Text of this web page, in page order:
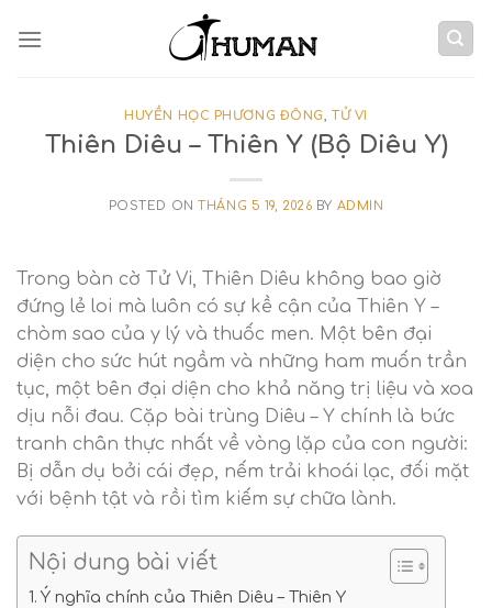
HUYỀN HỌC PHƯƠNG ĐÔNG,TỬ VI
Thiên Diêu – Thiên Y (Bộ Diêu Y)
POSTED ONTHÁNG 5 19, 2026 BY ADMIN
Trong bàn cờ Tử Vi, Thiên Diêu không bao giờ
đứng lẻ loi mà luôn có sự kề cận của Thiên Y –
chòm sao của y lý và thuốc men. Một bên đại
diện cho sức hút ngầm và những ham muốn trần
tục, một bên đại diện cho khả năng trị liệu và xoa
dịu nỗi đau. Cặp bài trùng Diêu – Y chính là bức
tranh chân thực nhất về vòng lặp của con người:
Bị dẫn dụ bởi cái đẹp, nếm trải khoái lạc, đối mặt
với bệnh tật và rồi tìm kiếm sự chữa lành.
Nội dung bài viết
Ý nghĩa chính của Thiên Diêu – Thiên Y